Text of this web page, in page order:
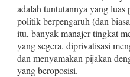
adalah tuntutannya yang luas
politik berpengaruh (dan
itu, banyak manajer tingkat
yang segera. diprivati­sasi
dan menyamakan pijak­an
yang beroposisi.